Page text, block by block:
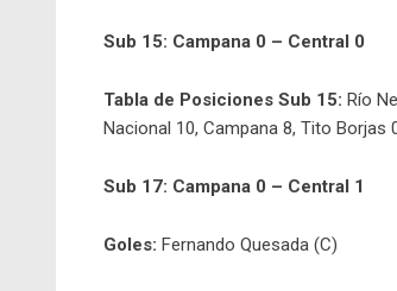
Sub 15: Campana 0 – Central 0
Tabla de Posiciones Sub 15: Río
Nacional 10, Campana 8, Tito Borjas
Sub 17: Campana 0 – Central 1
Goles: Fernando Quesada (C)